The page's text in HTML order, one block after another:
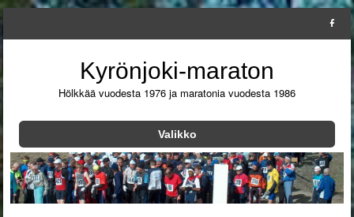
Kyrönjoki-maraton
Hölkkää vuodesta 1976 ja maratonia vuodesta 1986
Valikko
Siirry sisältöön